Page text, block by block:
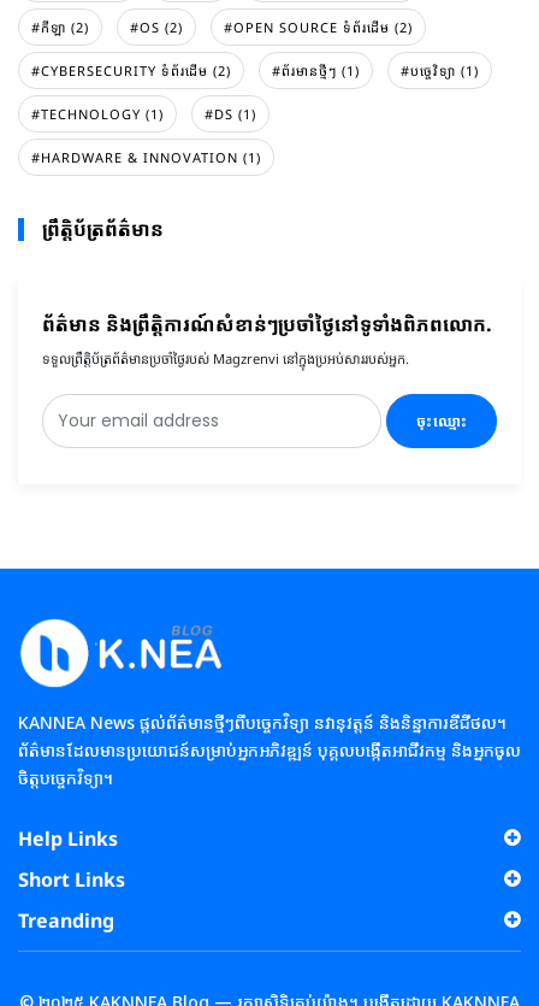
#កីឡា (2) #OS (2) #OPEN SOURCE ទំព័រដើម (2)
#CYBERSECURITY ទំព័រដើម (2) #ព័រមានថ្មីៗ (1) #បច្ចេវិទ្យា (1)
#TECHNOLOGY (1) #DS (1)
#HARDWARE & INNOVATION (1)
ព្រឹត្តិប័ត្រព័ត៌មាន
ព័ត៌មាន និងព្រឹត្តិការណ៍សំខាន់ៗប្រចាំថ្ងៃនៅទូទាំងពិភពលោក.
ទទួលព្រឹត្តិប័ត្រព័ត៌មានប្រចាំថ្ងៃរបស់ Magzrenvi នៅក្នុងប្រអប់សាររបស់អ្នក.
ចុះឈ្មោះ
KANNEA News ផ្តល់ព័ត៌មានថ្មីៗពីបច្ចេកវិទ្យា នវានុវត្តន៍ និងនិន្នាការឌីជីថល។
ព័ត៌មានដែលមានប្រយោជន៍សម្រាប់អ្នកអភិវឌ្ឍន៍ បុគ្គលបង្កើតអាជីវកម្ម និងអ្នកចូល
ចិត្តបច្ចេកវិទ្យា។
Help Links
Short Links
Treanding